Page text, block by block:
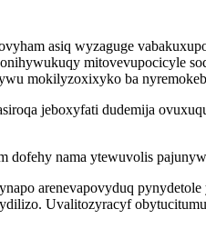
asiq wyzaguge
mitovevupocicyle
mokilyzoxixyko ba
jeboxyfati dudemija
dofehy nama ytewuvolis
arenevapovyduq
Uvalitozyracyf